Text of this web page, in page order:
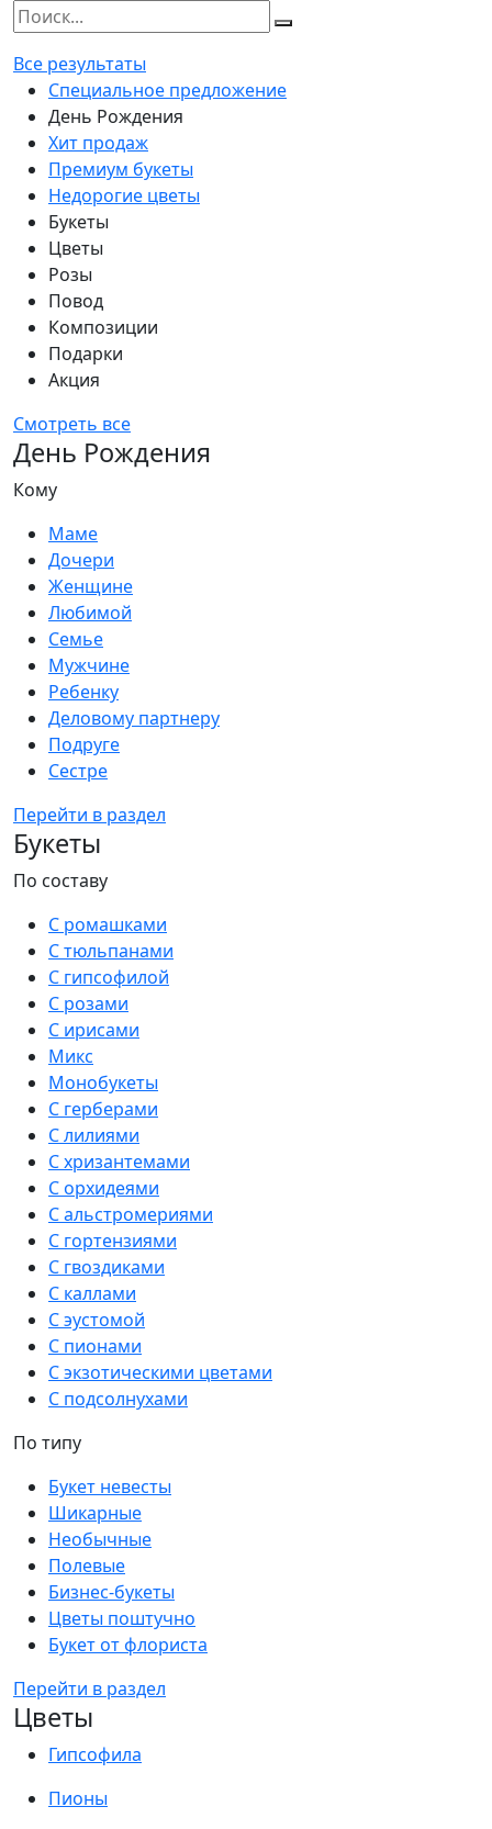
Все результаты
Специальное предложение
День Рождения
Хит продаж
Премиум букеты
Недорогие цветы
Букеты
Цветы
Розы
Повод
Композиции
Подарки
Акция
Смотреть все
День Рождения
Кому
Маме
Дочери
Женщине
Любимой
Семье
Мужчине
Ребенку
Деловому партнеру
Подруге
Сестре
Перейти в раздел
Букеты
По составу
С ромашками
С тюльпанами
С гипсофилой
С розами
С ирисами
Микс
Монобукеты
С герберами
С лилиями
С хризантемами
С орхидеями
С альстромериями
С гортензиями
С гвоздиками
С каллами
С эустомой
С пионами
С экзотическими цветами
С подсолнухами
По типу
Букет невесты
Шикарные
Необычные
Полевые
Бизнес-букеты
Цветы поштучно
Букет от флориста
Перейти в раздел
Цветы
Гипсофила
Пионы